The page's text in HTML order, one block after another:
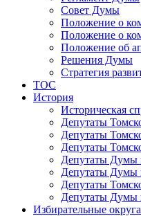
Совет Думы
Положение о
Положение о
Положение об
Решения Думы
Стратегия
ТОС
История
Историческая
Депутаты
Депутаты
Депутаты
Депутаты Думы
Депутаты Думы
Депутаты
Депутаты Думы
Избирательные округа